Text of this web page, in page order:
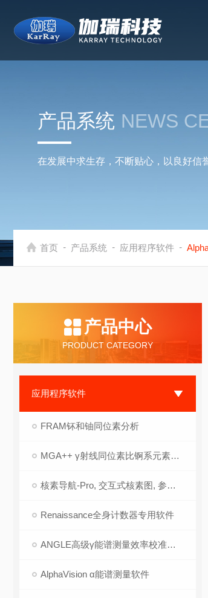
产品系统 NEWS
在发展中求生存，不断贴心，以良好信
首页 - 产品系统 - 应用程序软件 -
产品中心
PRODUCT CATEGORY
应用程序软件
FRAM钚和铀同位素分析
MGA++ γ射线同位素比锕系元素分析
核素导航-Pro, 交互式核素图, 参考软件
Renaissance全身计数器专用软件
ANGLE高级γ能谱测量效率校准软件
AlphaVision α能谱测量软件